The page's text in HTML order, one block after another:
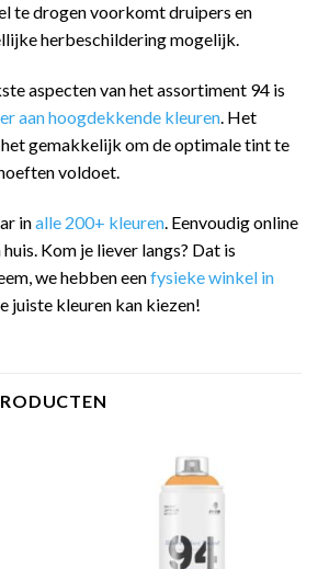
te drogen voorkomt druipers en
herbeschildering mogelijk.
aspecten van het assortiment 94 is
aan hoogdekkende kleuren. Het
gemakkelijk om de optimale tint te
voldoet.
inalle 200+ kleuren . Eenvoudig online
Kom je liever langs? Dat is
we hebben eenfysieke winkel in
juiste kleuren kan kiezen!